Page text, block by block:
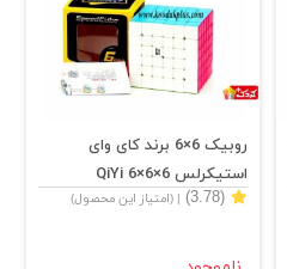
روبیک 6×6 برند کای وای
استیکرلس QiYi 6×6×6
Stickerless
(3.78) | (امتیاز این محصول)